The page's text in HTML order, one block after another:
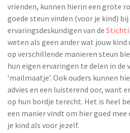
vrienden, kunnen hierin een grote
goede steun vinden (voor je kind)
ervaringsdeskundigen van de
weten als geen ander wat jouw
op verschillende manieren steun
hun eigen ervaringen te delen in de
‘mailmaatje’. Ook ouders kunnen
advies en een luisterend oor, want
op hun bordje terecht. Het is heel
een manier vindt om hier goed
je kind als voor jezelf.